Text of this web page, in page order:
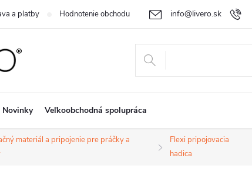
info@livero.sk
a platby Hodnotenie obchodu Vrátenie tovaru a reklamácia
Novinky Veľkoobchodná spolupráca
materiál a pripojenie pre práčky a
Flexi pripojovacia
hadica